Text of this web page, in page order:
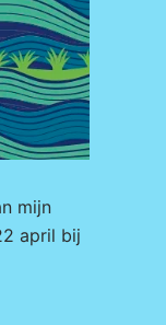
mijn
april bij